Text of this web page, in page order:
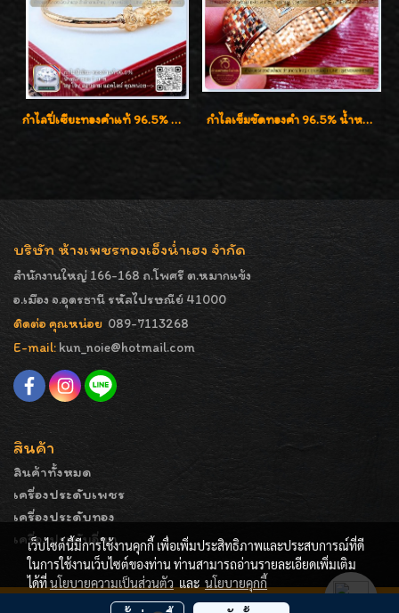
กำไลปี่เซียะทองคำแท้ 96.5% น้ำหนัก 1 บาท เสริมโชคลาภ กำไลเข็มขัดทองคำ 96.5% น้ำหนัก 3 บาท หรูหรา สวยมากๆค่ะ
บริษัท ห้างเพชรทองเอ็งน่ำเฮง จำกัด
สำนักงานใหญ่ 166-168 ถ.โพศรี ต.หมากแข้ง
อ.เมือง จ.อุดรธานี รหัสไปรษณีย์ 41000
ติดต่อ คุณหน่อย 089-7113268
E-mail: kun_noie@hotmail.com
สินค้า
สินค้าทั้งหมด
เครื่องประดับเพชร
เครื่องประดับทอง
เครื่องประดับอื่นๆ
COPYRIGHT - ENGNAMHENG | รูปภาพมีลิขสิทธิ์ ห้ามมิให้
เว็บไซต์นี้มีการใช้งานคุกกี้ เพื่อเพิ่มประสิทธิภาพและประสบการณ์ที่ดี
ในการใช้งานเว็บไซต์ของท่าน ท่านสามารถอ่านรายละเอียดเพิ่มเติม
ได้ที่นโยบายความเป็นส่วนตัว และ นโยบายคุกกี้